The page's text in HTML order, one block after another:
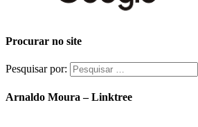
Procurar no site
Pesquisar por:
Arnaldo Moura – Linktree